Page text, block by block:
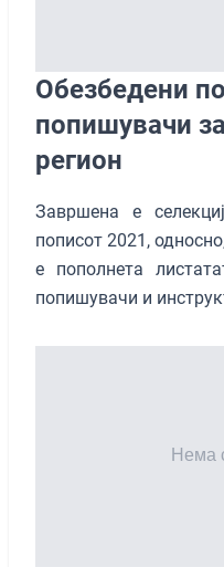
Обезбедени
попишувачи
регион
Завршена е
пописот 2021,
е пополнета
попишувачи и